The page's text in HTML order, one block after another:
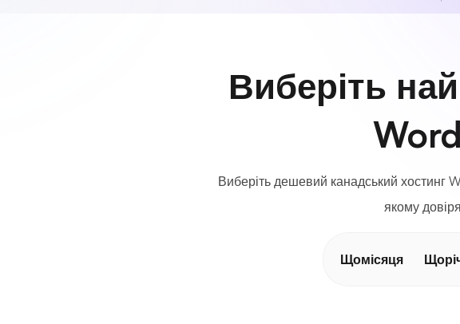
Виберіть
Виберіть дешевий канадський хостинг
якому
Щомісяця